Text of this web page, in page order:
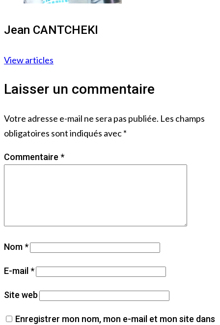
Jean CANTCHEKI
View articles
Laisser un commentaire
Votre adresse e-mail ne sera pas publiée. Les champs
obligatoires sont indiqués avec*
Commentaire *
Nom*
E-mail*
Site web
Enregistrer mon nom, mon e-mail et mon site dans